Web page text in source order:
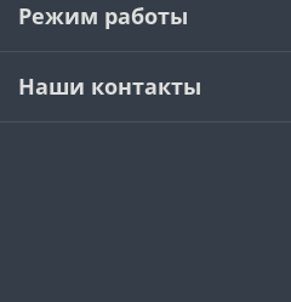
Режим работы
Наши контакты